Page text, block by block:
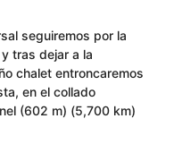
seguiremos por la
tras dejar a la
chalet entroncaremos
en el collado
(602 m) (5,700 km)